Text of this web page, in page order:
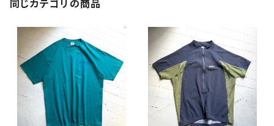
同じカテゴリの商品